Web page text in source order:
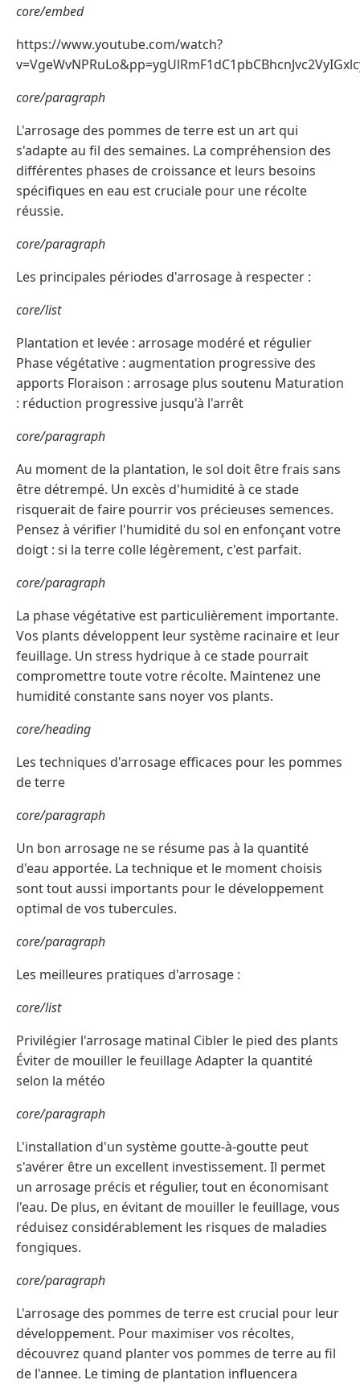
core/embed
https://www.youtube.com/watch?
core/paragraph
L'arrosage des pommes de terre est un art qui
s'adapte au fil des semaines. La compréhension des
différentes phases de croissance et leurs besoins
spécifiques en eau est cruciale pour une récolte
réussie.
core/paragraph
Les principales périodes d'arrosage à respecter :
core/list
Plantation et levée : arrosage modéré et régulier
Phase végétative : augmentation progressive des
apports Floraison : arrosage plus soutenu Maturation
: réduction progressive jusqu'à l'arrêt
core/paragraph
Au moment de la plantation, le sol doit être frais sans
être détrempé. Un excès d'humidité à ce stade
risquerait de faire pourrir vos précieuses semences.
Pensez à vérifier l'humidité du sol en enfonçant votre
doigt : si la terre colle légèrement, c'est parfait.
core/paragraph
La phase végétative est particulièrement importante.
Vos plants développent leur système racinaire et leur
feuillage. Un stress hydrique à ce stade pourrait
compromettre toute votre récolte. Maintenez une
humidité constante sans noyer vos plants.
core/heading
Les techniques d'arrosage efficaces pour les pommes
de terre
core/paragraph
Un bon arrosage ne se résume pas à la quantité
d'eau apportée. La technique et le moment choisis
sont tout aussi importants pour le développement
optimal de vos tubercules.
core/paragraph
Les meilleures pratiques d'arrosage :
core/list
Privilégier l'arrosage matinal Cibler le pied des plants
Éviter de mouiller le feuillage Adapter la quantité
selon la météo
core/paragraph
L'installation d'un système goutte-à-goutte peut
s'avérer être un excellent investissement. Il permet
un arrosage précis et régulier, tout en économisant
l'eau. De plus, en évitant de mouiller le feuillage, vous
réduisez considérablement les risques de maladies
fongiques.
core/paragraph
L'arrosage des pommes de terre est crucial pour leur
développement. Pour maximiser vos récoltes,
découvrez quand planter vos pommes de terre au fil
de l'annee. Le timing de plantation influencera